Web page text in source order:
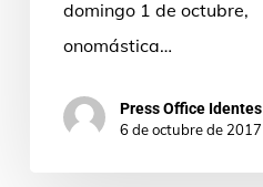
domingo 1 de octubre,
onomástica…
Press Office Identes
6 de octubre de 2017